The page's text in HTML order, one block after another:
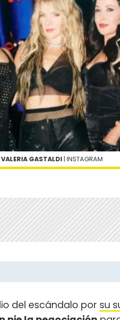
GASTALDI | INSTAGRAM
del escándalo por su